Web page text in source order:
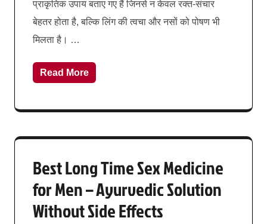
प्राकृतिक उपाय बताए गए हैं जिनसे न केवल रक्त-संचार
बेहतर होता है, बल्कि लिंग की त्वचा और नसों को पोषण भी
मिलता है। …
Read More
Best Long Time Sex Medicine
for Men – Ayurvedic Solution
Without Side Effects